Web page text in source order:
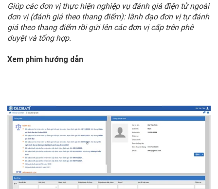
Giúp các đơn vị thực hiện nghiệp vụ đánh giá điện tử ngoài
đơn vị (đánh giá theo thang điểm): lãnh đạo đơn vị tự đánh
giá theo thang điểm rồi gửi lên các đơn vị cấp trên phê
duyệt và tổng hợp.
Xem phim hướng dẫn